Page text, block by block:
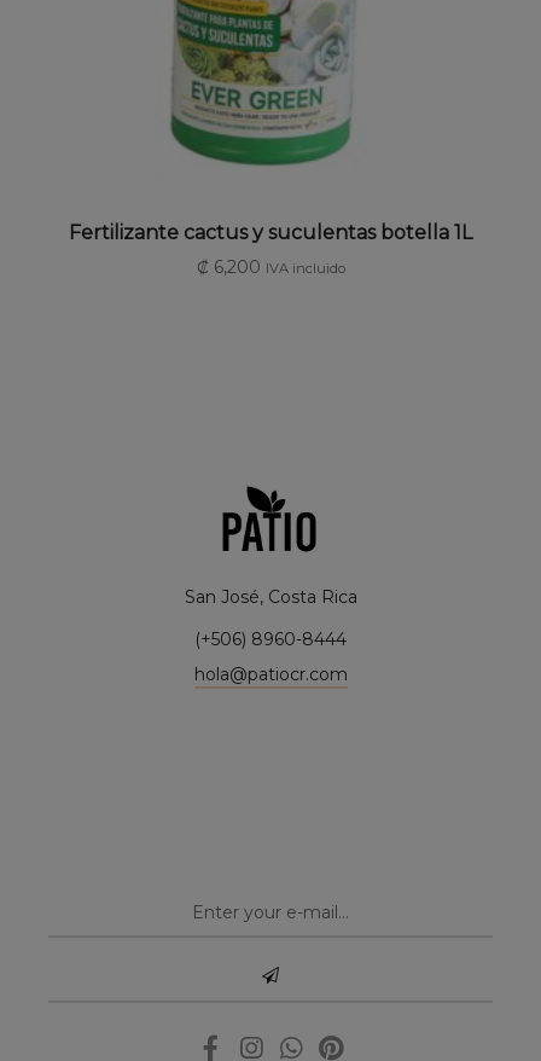
AÑADIR AL CARRITO
Fertilizante cactus y suculentas botella 1L
₡ 6,200 IVA incluido
San José, Costa Rica
(+506) 8960-8444
hola@patiocr.com